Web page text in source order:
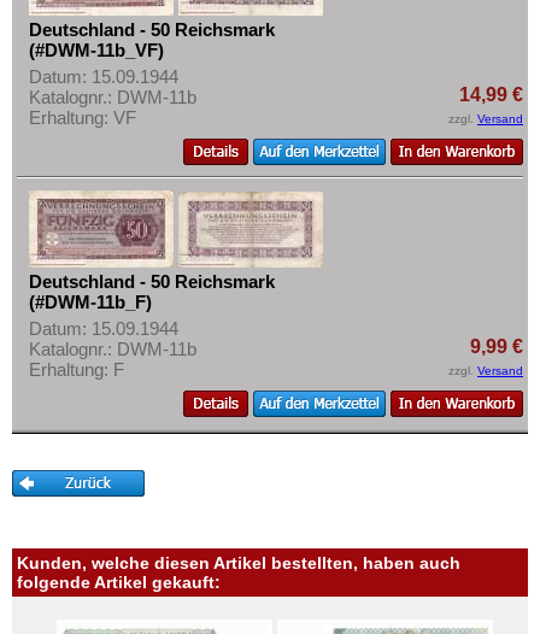
Deutschland - 50 Reichsmark
(#DWM-11b_VF)
Datum: 15.09.1944
Katalognr.: DWM-11b
Erhaltung: VF
14,99 €
zzgl. Versand
Deutschland - 50 Reichsmark
(#DWM-11b_F)
Datum: 15.09.1944
Katalognr.: DWM-11b
Erhaltung: F
9,99 €
zzgl. Versand
Kunden, welche diesen Artikel bestellten, haben auch
folgende Artikel gekauft: